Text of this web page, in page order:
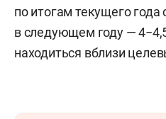
по итогам текущего года
в следующем году —
находиться вблизи